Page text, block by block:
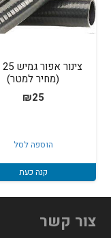
(מחיר למטר)
₪25
הוספה לסל
קנה כעת
צור קשר